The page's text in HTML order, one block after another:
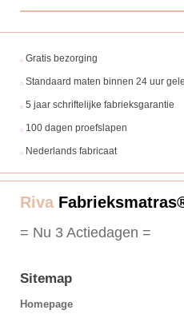
Gratis bezorging
Standaard maten binnen 24 uur
5 jaar schriftelijke fabrieksgarantie
100 dagen proefslapen
Nederlands fabricaat
Riva
= Nu 3 Actiedagen =
Sitemap
Homepage